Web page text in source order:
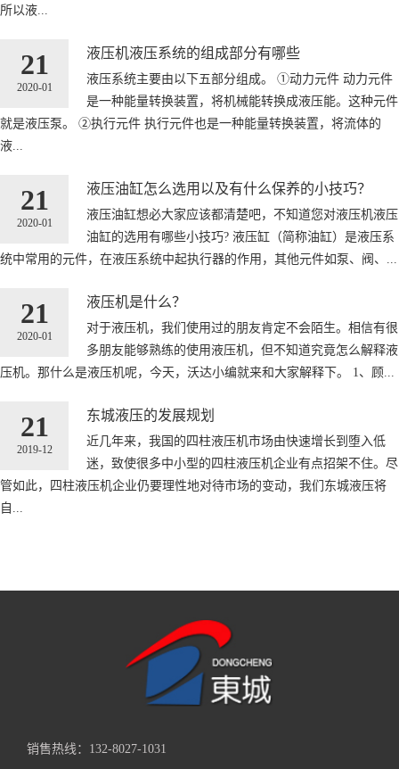
所以液...
21
2020-01
液压机液压系统的组成部分有哪些
液压系统主要由以下五部分组成。 ①动力元件 动力元件
是一种能量转换装置，将机械能转换成液压能。这种元件
就是液压泵。 ②执行元件 执行元件也是一种能量转换装置，将流体的
液...
21
2020-01
液压油缸怎么选用以及有什么保养的小技巧？
液压油缸想必大家应该都清楚吧，不知道您对液压机液压
油缸的选用有哪些小技巧? 液压缸（简称油缸）是液压系
统中常用的元件，在液压系统中起执行器的作用，其他元件如泵、阀、...
21
2020-01
液压机是什么？
对于液压机，我们使用过的朋友肯定不会陌生。相信有很
多朋友能够熟练的使用液压机，但不知道究竟怎么解释液
压机。那什么是液压机呢，今天，沃达小编就来和大家解释下。 1、顾...
21
2019-12
东城液压的发展规划
近几年来，我国的四柱液压机市场由快速增长到堕入低
迷，致使很多中小型的四柱液压机企业有点招架不住。尽
管如此，四柱液压机企业仍要理性地对待市场的变动，我们东城液压将
自...
销售热线：132-8027-1031